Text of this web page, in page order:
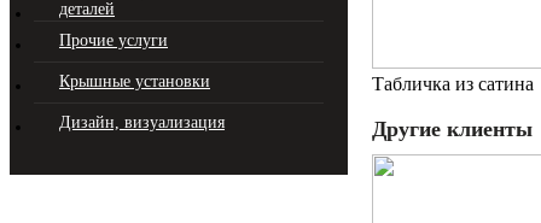
деталей
Прочие услуги
Крышные установки
Дизайн, визуализация
Табличка из сатина
Другие клиенты